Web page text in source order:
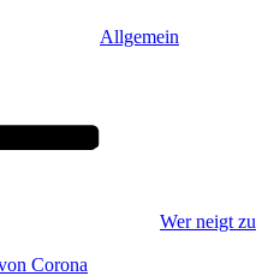
Allgemein
Wer neigt zu
Corona